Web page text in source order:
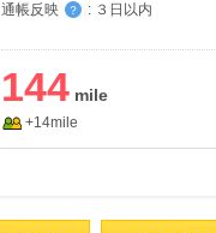
通帳反映
？ : ３日以内
144
+14mile